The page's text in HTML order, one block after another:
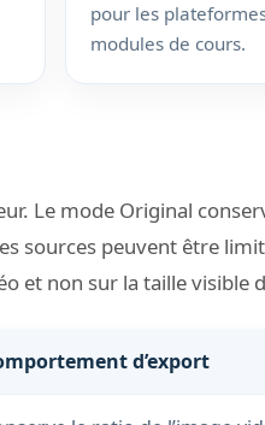
pour les
modules de cours.
Le mode Original
sources peuvent être
et non sur la taille visible
d’export